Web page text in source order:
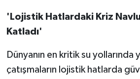
'Lojistik Hatlardaki Kriz
Katladı'
Dünyanın en kritik su yollarında
çatışmaların lojistik hatlarda